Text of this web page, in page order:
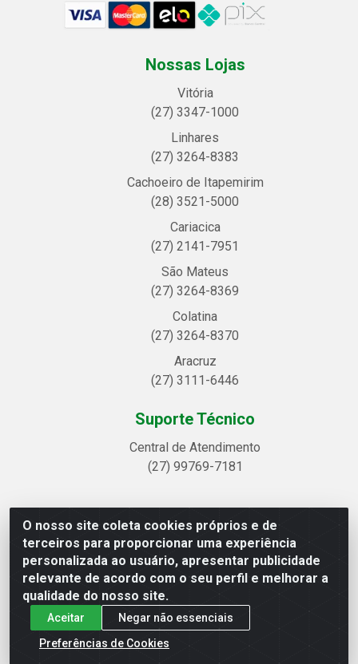
O nosso site coleta cookies próprios e de
terceiros para proporcionar uma experiência
personalizada ao usuário, apresentar publicidade
relevante de acordo com o seu perfil e melhorar a
qualidade do nosso site.
Aceitar
Negar não essenciais
Preferências de Cookies
Nossas Lojas
Vitória
(27) 3347-1000
Linhares
(27) 3264-8383
Cachoeiro de Itapemirim
(28) 3521-5000
Cariacica
(27) 2141-7951
São Mateus
(27) 3264-8369
Colatina
(27) 3264-8370
Aracruz
(27) 3111-6446
Suporte Técnico
Central de Atendimento
(27) 99769-7181
Linhavix Distribuidora LTDA - Avenida Alegre, 2521 -
Quadra314 Lote 05 e 07 - Shell, Linhares/ES - CEP
29.901-605 - CNPJ 20.857.514/0001-75